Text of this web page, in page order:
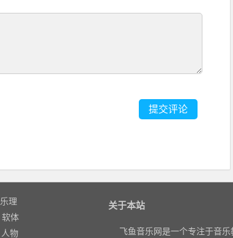
乐理
软体
人物
关于本站
飞鱼音乐网是一个专注于音